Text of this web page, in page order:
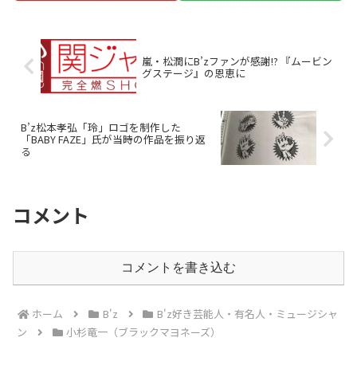
嵐・松潤にB’zファンが感謝!? 『ムービン
グステージ』の恩恵に
B’z松本孝弘「玲」ロゴを制作した
「BABY FAZE」氏が当時の作品を振り返
る
コメント
コメントを書き込む
ホーム B'z
B'z好き芸能人・有名人・ミュージシャ
ン
小杉竜一（ブラックマヨネーズ）